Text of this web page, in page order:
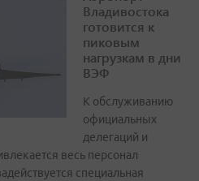
Владивостока
готовится к
пиковым
нагрузкам в дни
ВЭФ
К обслуживанию
официальных
делегаций и
весь персонал
специальная